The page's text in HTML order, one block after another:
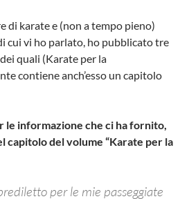
di karate e (non a tempo pieno)
cui vi ho parlato, ho pubblicato tre
quali (Karate per la
contiene anch’esso un capitolo
le informazione che ci ha fornito,
capitolo del volume “Karate per la
per le mie passeggiate